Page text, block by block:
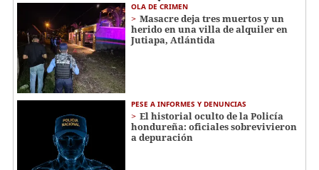
OLA DE CRIMEN
Masacre deja tres muertos y un
herido en una villa de alquiler en
Jutiapa, Atlántida
PESE A INFORMES Y DENUNCIAS
El historial oculto de la Policía
hondureña: oficiales sobrevivieron
a depuración